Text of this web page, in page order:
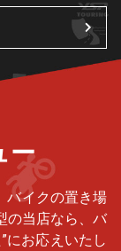
ー
バイクの置き場
の当店なら、バ
にお応えいたし